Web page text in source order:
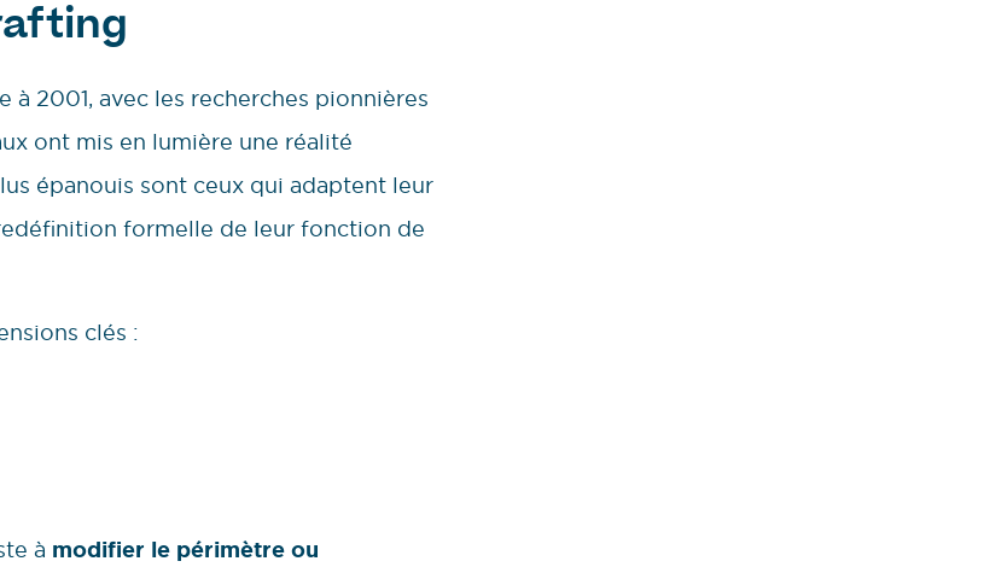
2001, avec les recherches pionnières
ont mis en lumière une réalité
épanouis sont ceux qui adaptent leur
formelle de leur fonction de
clés :
à modifier le périmètre ou